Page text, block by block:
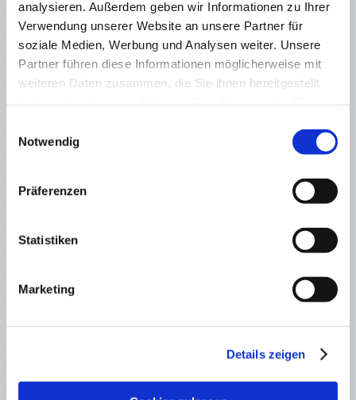
analysieren. Außerdem geben wir Informationen zu Ihrer
Verwendung unserer Website an unsere Partner für
soziale Medien, Werbung und Analysen weiter. Unsere
Partner führen diese Informationen möglicherweise mit
weiteren Daten zusammen, die Sie ihnen bereitgestellt
Notwendig
Präferenzen
Statistiken
Marketing
Details zeigen
Bewohnbarkeitsbescheinigung
Decenal-Versicherung Neubau
Due Diligence
Golden Visa
Hypotheken Finanzierung
Kataster
Kauf durch Minderjährige
Mieten Gewerbe-Immobilien